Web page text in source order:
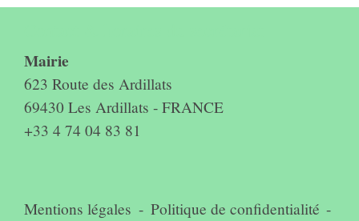
Mairie
623 Route des Ardillats
69430 Les Ardillats - FRANCE
+33 4 74 04 83 81
Mentions légales - Politique de confidentialité -